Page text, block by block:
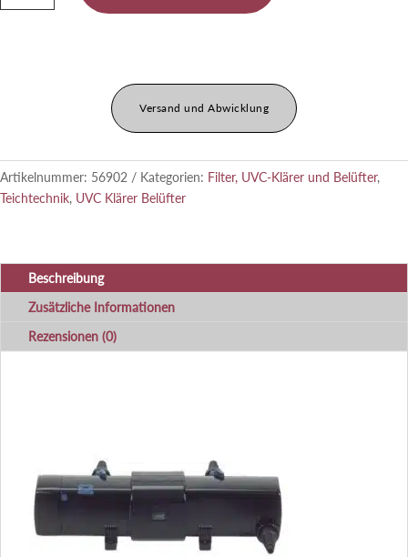
110
Versand und Abwicklung
Artikelnummer: 56902 Kategorien: Filter, UVC-Klärer und Belüfter,
Teichtechnik, UVC Klärer Belüfter
Beschreibung
Zusätzliche Informationen
Rezensionen (0)